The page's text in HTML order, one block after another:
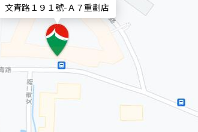
文青路１９１號-Ａ７重劃店